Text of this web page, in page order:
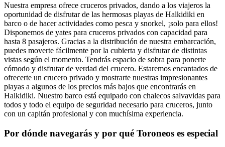
Nuestra empresa ofrece cruceros privados, dando a los viajeros la
oportunidad de disfrutar de las hermosas playas de Halkidiki en
barco o de hacer actividades como pesca y snorkel, ¡solo para ellos!
Disponemos de yates para cruceros privados con capacidad para
hasta 8 pasajeros. Gracias a la distribución de nuestra embarcación,
puedes moverte fácilmente por la cubierta y disfrutar de distintas
vistas según el momento. Tendrás espacio de sobra para ponerte
cómodo y disfrutar de verdad del crucero. Estaremos encantados de
ofrecerte un crucero privado y mostrarte nuestras impresionantes
playas a algunos de los precios más bajos que encontrarás en
Halkidiki. Nuestro barco está equipado con chalecos salvavidas para
todos y todo el equipo de seguridad necesario para cruceros, junto
con un capitán profesional y con muchísima experiencia.
Por dónde navegarás y por qué Toroneos es especial